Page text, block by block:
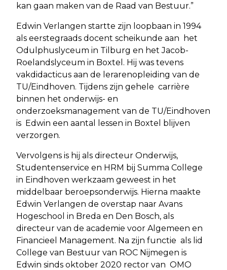
kan gaan maken van de Raad van Bestuur.”
Edwin Verlangen startte zijn loopbaan in 1994
als eerstegraads docent scheikunde aan het
Odulphuslyceum in Tilburg en het Jacob-
Roelandslyceum in Boxtel. Hij was tevens
vakdidacticus aan de lerarenopleiding van de
TU/Eindhoven. Tijdens zijn gehele carrière
binnen het onderwijs- en
onderzoeksmanagement van de TU/Eindhoven
is Edwin een aantal lessen in Boxtel blijven
verzorgen.
Vervolgens is hij als directeur Onderwijs,
Studentenservice en HRM bij Summa College
in Eindhoven werkzaam geweest in het
middelbaar beroepsonderwijs. Hierna maakte
Edwin Verlangen de overstap naar Avans
Hogeschool in Breda en Den Bosch, als
directeur van de academie voor Algemeen en
Financieel Management. Na zijn functie als lid
College van Bestuur van ROC Nijmegen is
Edwin sinds oktober 2020 rector van OMO